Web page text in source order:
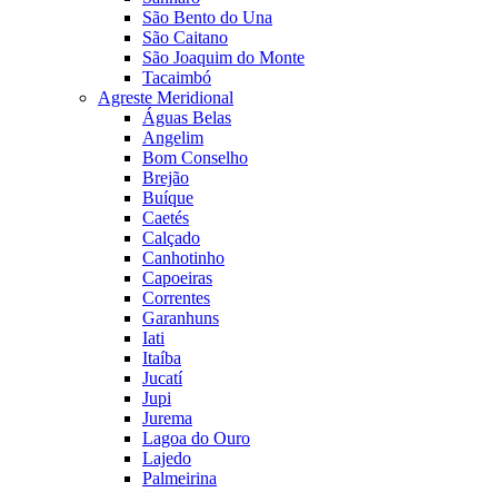
São Bento do Una
São Caitano
São Joaquim do Monte
Tacaimbó
Agreste Meridional
Águas Belas
Angelim
Bom Conselho
Brejão
Buíque
Caetés
Calçado
Canhotinho
Capoeiras
Correntes
Garanhuns
Iati
Itaíba
Jucatí
Jupi
Jurema
Lagoa do Ouro
Lajedo
Palmeirina